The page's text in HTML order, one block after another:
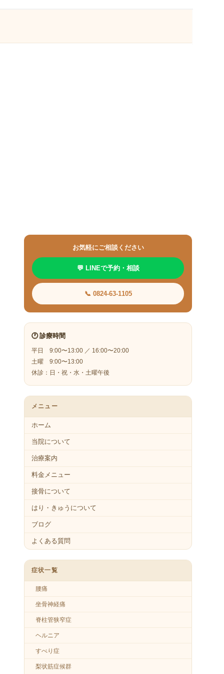
お気軽にご相談ください
💬 LINEで予約・相談
📞 0824-63-1105
🕐 診療時間
平日 9:00〜13:00 ／ 16:00〜20:00
土曜 9:00〜13:00
休診：日・祝・水・土曜午後
メニュー
ホーム
当院について
治療案内
料金メニュー
接骨について
はり・きゅうについて
ブログ
よくある質問
症状一覧
腰痛
坐骨神経痛
脊柱管狭窄症
ヘルニア
すべり症
梨状筋症候群